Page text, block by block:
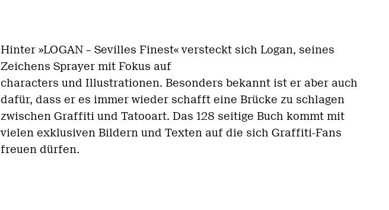
Hinter »LOGAN – Sevilles Finest« versteckt sich Logan, seines
Zeichens Sprayer mit Fokus auf
characters und Illustrationen. Besonders bekannt ist er aber auch
dafür, dass er es immer wieder schafft eine Brücke zu schlagen
zwischen Graffiti und Tatooart. Das 128 seitige Buch kommt mit
vielen exklusiven Bildern und Texten auf die sich Graffiti-Fans
freuen dürfen.